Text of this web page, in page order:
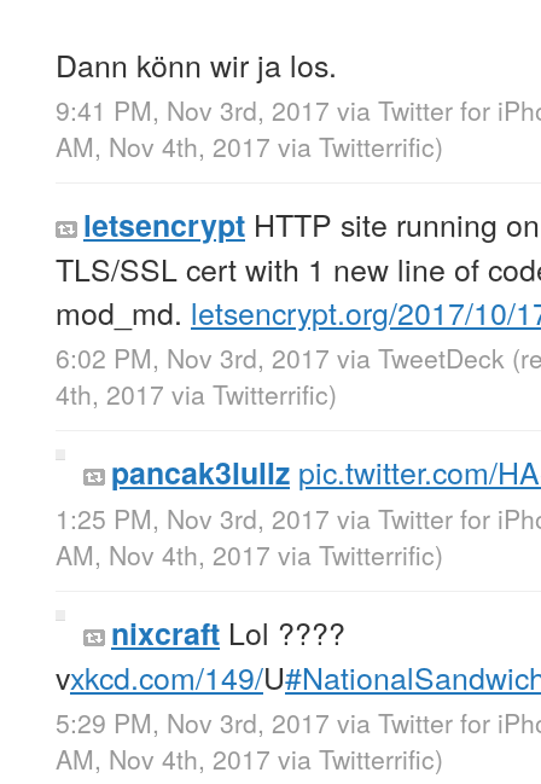
Dann könn wir ja los.
9:41 PM, Nov 3rd, 2017 via Twitter for
AM, Nov 4th, 2017 via Twitterrific)
letsencrypt HTTP site running
TLS/SSL cert with 1 new line of
mod_md. letsencrypt.org/2017/10/
6:02 PM, Nov 3rd, 2017 via TweetDeck
4th, 2017 via Twitterrific)
pancak3lullz pic.twitter.com/
1:25 PM, Nov 3rd, 2017 via Twitter for
AM, Nov 4th, 2017 via Twitterrific)
nixcraft Lol ????
vxkcd.com/149/U
5:29 PM, Nov 3rd, 2017 via Twitter for
AM, Nov 4th, 2017 via Twitterrific)